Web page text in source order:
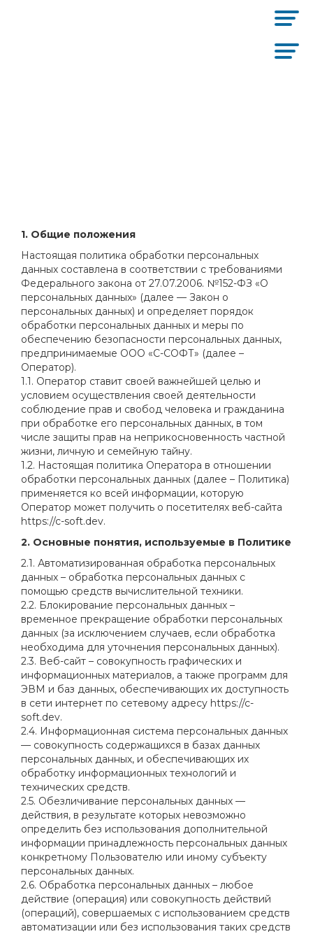
1. Общие положения
Настоящая политика обработки персональных
данных составлена в соответствии с требованиями
Федерального закона от 27.07.2006. №152-ФЗ «О
персональных данных» (далее — Закон о
персональных данных) и определяет порядок
обработки персональных данных и меры по
обеспечению безопасности персональных данных,
предпринимаемые ООО «С-СОФТ» (далее –
Оператор).
1.1. Оператор ставит своей важнейшей целью и
условием осуществления своей деятельности
соблюдение прав и свобод человека и гражданина
при обработке его персональных данных, в том
числе защиты прав на неприкосновенность частной
жизни, личную и семейную тайну.
1.2. Настоящая политика Оператора в отношении
обработки персональных данных (далее – Политика)
применяется ко всей информации, которую
Оператор может получить о посетителях веб-сайта
https://c-soft.dev.
2. Основные понятия, используемые в Политике
2.1. Автоматизированная обработка персональных
данных – обработка персональных данных с
помощью средств вычислительной техники.
2.2. Блокирование персональных данных –
временное прекращение обработки персональных
данных (за исключением случаев, если обработка
необходима для уточнения персональных данных).
2.3. Веб-сайт – совокупность графических и
информационных материалов, а также программ для
ЭВМ и баз данных, обеспечивающих их доступность
в сети интернет по сетевому адресу https://c-
soft.dev.
2.4. Информационная система персональных данных
— совокупность содержащихся в базах данных
персональных данных, и обеспечивающих их
обработку информационных технологий и
технических средств.
2.5. Обезличивание персональных данных —
действия, в результате которых невозможно
определить без использования дополнительной
информации принадлежность персональных данных
конкретному Пользователю или иному субъекту
персональных данных.
2.6. Обработка персональных данных – любое
действие (операция) или совокупность действий
(операций), совершаемых с использованием средств
автоматизации или без использования таких средств